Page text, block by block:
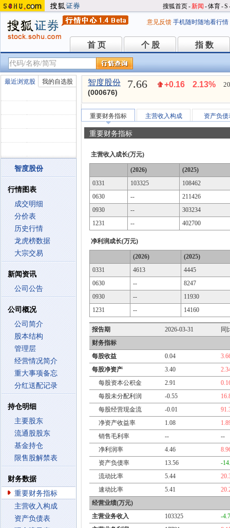
搜狐首页-新闻 -体育-S
意见反馈 手机随时随地看行情
首 页
首 页 个 股
个 股 指 数
指 数
最近浏览股 我的自选股
智度股份
行情图表
成交明细
分价表
历史行情
龙虎榜数据
大宗交易
新闻资讯
公司公告
公司概况
公司简介
股本结构
管理层
经营情况简介
重大事项备忘
分红送配记录
持仓明细
主要股东
流通股股东
基金持仓
限售股解禁表
财务数据
重要财务指标
主营收入构成
资产负债表
智度股份
(000676)
7.66 +0.16 2.13%
重要财务指标 主营收入构成 资产负债
重要财务指标
主营收入成长(万元)
(2026)
(2025)
0331
103325
108462
0630
--
211426
0930
--
303234
1231
-- 402700
净利润成长(万元)
(2026)
(2025)
0331
4613
4445
0630
--
8247
0930
--
11930
1231
-- 14160
报告期 2026-03-31
同
财务指标
每股收益
0.04
每股净资产
3.40
每股资本公积金
2.91
每股未分配利润
-0.55
每股经营现金流
-0.01
净资产收益率
1.08
销售毛利率
--
--
净利润率
4.46
资产负债率
13.56
-
流动比率
5.44
速动比率
5.41
经营业绩(万元)
主营业务收入
103325
-